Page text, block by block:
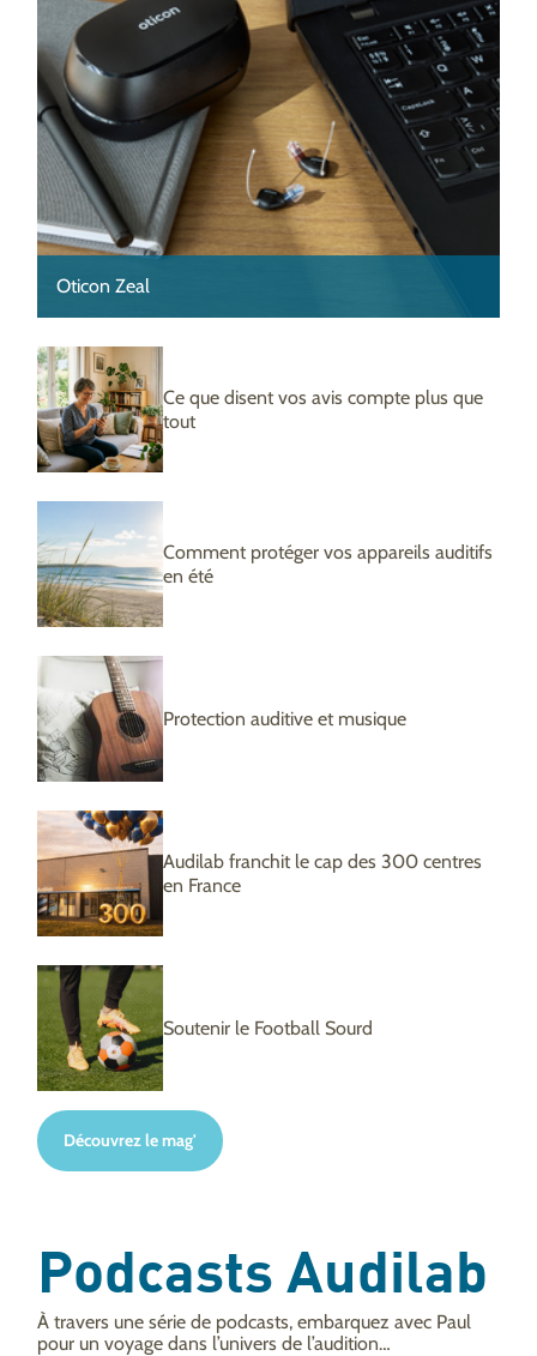
Oticon Zeal
Ce que disent vos avis compte plus que
tout
Comment protéger vos appareils auditifs
en été
Protection auditive et musique
Audilab franchit le cap des 300 centres
en France
Soutenir le Football Sourd
Découvrez le mag'
Podcasts Audilab
À travers une série de podcasts, embarquez avec Paul
pour un voyage dans l’univers de l’audition…